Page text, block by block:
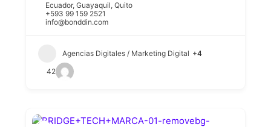
Ecuador,Guayaquil,Quito
+593 99 159 2521
info@bonddin.com
Agencias Digitales / Marketing Digital +4
42